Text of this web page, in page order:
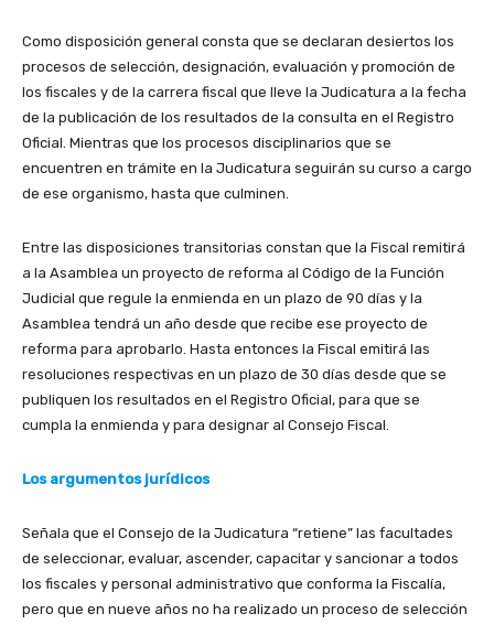
Como disposición general consta que se declaran desiertos los
procesos de selección, designación, evaluación y promoción de
los fiscales y de la carrera fiscal que lleve la Judicatura a la fecha
de la publicación de los resultados de la consulta en el Registro
Oficial. Mientras que los procesos disciplinarios que se
encuentren en trámite en la Judicatura seguirán su curso a cargo
de ese organismo, hasta que culminen.
Entre las disposiciones transitorias constan que la Fiscal remitirá
a la Asamblea un proyecto de reforma al Código de la Función
Judicial que regule la enmienda en un plazo de 90 días y la
Asamblea tendrá un año desde que recibe ese proyecto de
reforma para aprobarlo. Hasta entonces la Fiscal emitirá las
resoluciones respectivas en un plazo de 30 días desde que se
publiquen los resultados en el Registro Oficial, para que se
cumpla la enmienda y para designar al Consejo Fiscal.
Los argumentos jurídicos
Señala que el Consejo de la Judicatura “retiene” las facultades
de seleccionar, evaluar, ascender, capacitar y sancionar a todos
los fiscales y personal administrativo que conforma la Fiscalía,
pero que en nueve años no ha realizado un proceso de selección